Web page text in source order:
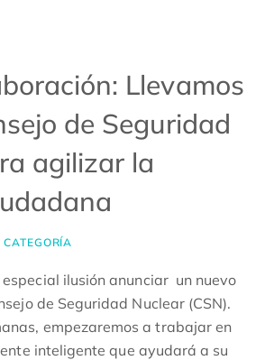
Llevamos
de Seguridad
agilizar la
CATEGORÍA
especial ilusión anunciar un nuevo
de Seguridad Nuclear (CSN).
empezaremos a trabajar en
inteligente que ayudará a su